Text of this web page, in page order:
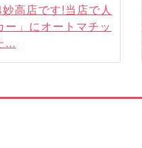
高店です!当店で人
」にオートマチッ
...